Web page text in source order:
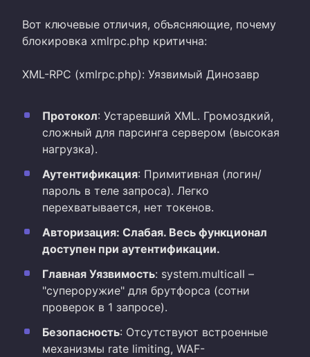
Вот ключевые отличия, объясняющие, почему
блокировка xmlrpc.php критична:
XML-RPC (xmlrpc.php): Уязвимый Динозавр
Протокол: Устаревший XML. Громоздкий,
сложный для парсинга сервером (высокая
нагрузка).
Аутентификация: Примитивная (логин/
пароль в теле запроса). Легко
перехватывается, нет токенов.
Авторизация: Слабая. Весь функционал
доступен при аутентификации.
Главная Уязвимость: system.multicall –
"супероружие" для брутфорса (сотни
проверок в 1 запросе).
Безопасность: Отсутствуют встроенные
механизмы rate limiting, WAF-